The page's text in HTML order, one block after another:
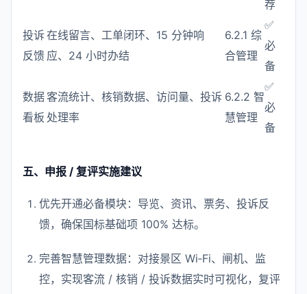
荐
投诉
反馈
在线留言、工单闭环、15 分钟响
应、24 小时办结
6.2.1 综
合管理
✅
必
备
数据
看板
客流统计、核销数据、访问量、投诉
处理率
6.2.2 智
慧管理
✅
必
备
五、申报 / 复评实施建议
优先开通必备模块：导览、资讯、票务、投诉反
馈，确保国标基础项 100% 达标。
完善智慧管理数据：对接景区 Wi‑Fi、闸机、监
控，实现客流 / 核销 / 投诉数据实时可视化，复评